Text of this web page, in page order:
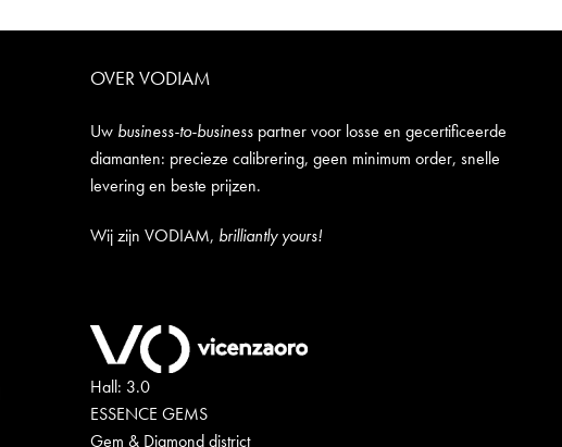
OVER VODIAM
Uw business-to-businesspartner voor losse en gecertificeerde
diamanten: precieze calibrering, geen minimum order, snelle
levering en beste prijzen.
Wij zijn VODIAM, brilliantly yours!
Hall: 3.0
ESSENCE GEMS
Gem & Diamond district